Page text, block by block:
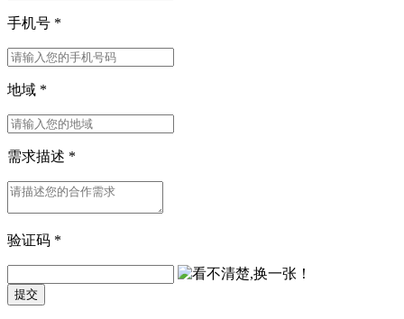
手机号 *
地域 *
需求描述 *
验证码 *
提交